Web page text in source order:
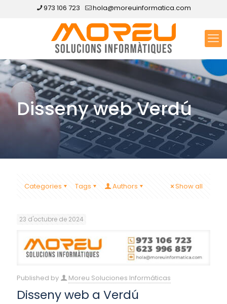
973 106 723 hola@moreuinformatica.com
Disseny web Verdú
Categories Tags Authors Show all
23 d'octubre de 2024
Published by Moreu Soluciones Informáticas
Disseny web a Verdú